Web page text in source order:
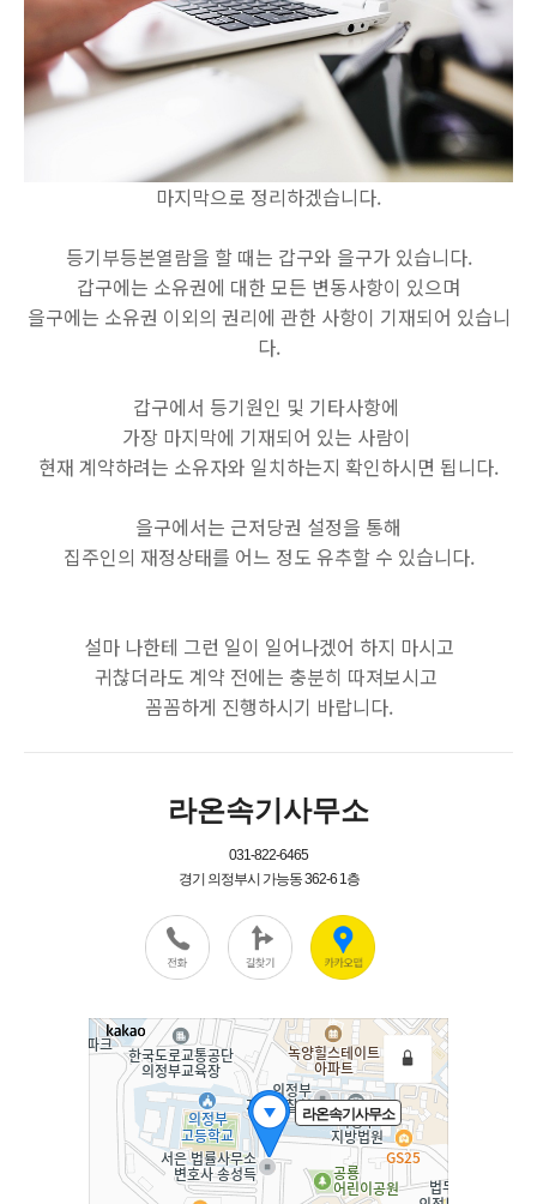
마지막으로 정리하겠습니다.
등기부등본열람을 할 때는 갑구와 을구가 있습니다.
갑구에는 소유권에 대한 모든 변동사항이 있으며
을구에는 소유권 이외의 권리에 관한 사항이 기재되어 있습니
다.
갑구에서 등기원인 및 기타사항에
가장 마지막에 기재되어 있는 사람이
현재 계약하려는 소유자와 일치하는지 확인하시면 됩니다.
을구에서는 근저당권 설정을 통해
집주인의 재정상태를 어느 정도 유추할 수 있습니다.
설마 나한테 그런 일이 일어나겠어 하지 마시고
귀찮더라도 계약 전에는 충분히 따져보시고
꼼꼼하게 진행하시기 바랍니다.